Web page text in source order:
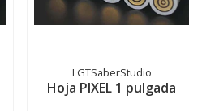
LGTSaberStudio
Hoja PIXEL 1 pulgada